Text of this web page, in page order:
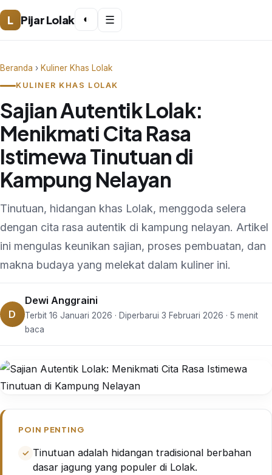
L Pijar Lolak ◐ ☰
Beranda › Kuliner Khas Lolak
KULINER KHAS LOLAK
Sajian Autentik Lolak:
Menikmati Cita Rasa
Istimewa Tinutuan di
Kampung Nelayan
Tinutuan, hidangan khas Lolak, menggoda selera
dengan cita rasa autentik di kampung nelayan. Artikel
ini mengulas keunikan sajian, proses pembuatan, dan
makna budaya yang melekat dalam kuliner ini.
D
Dewi Anggraini
Terbit 16 Januari 2026 · Diperbarui 3 Februari 2026 · 5 menit
baca
POIN PENTING
Tinutuan adalah hidangan tradisional berbahan
dasar jagung yang populer di Lolak.